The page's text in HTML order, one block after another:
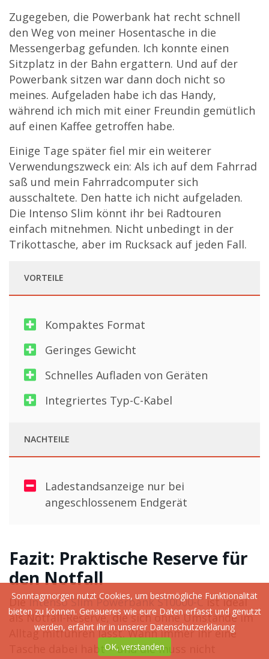
Zugegeben, die Powerbank hat recht schnell
den Weg von meiner Hosentasche in die
Messengerbag gefunden. Ich konnte einen
Sitzplatz in der Bahn ergattern. Und auf der
Powerbank sitzen war dann doch nicht so
meines. Aufgeladen habe ich das Handy,
während ich mich mit einer Freundin gemütlich
auf einen Kaffee getroffen habe.
Einige Tage später fiel mir ein weiterer
Verwendungszweck ein: Als ich auf dem Fahrrad
saß und mein Fahrradcomputer sich
ausschaltete. Den hatte ich nicht aufgeladen.
Die Intenso Slim könnt ihr bei Radtouren
einfach mitnehmen. Nicht unbedingt in der
Trikottasche, aber im Rucksack auf jeden Fall.
VORTEILE
Kompaktes Format
Geringes Gewicht
Schnelles Aufladen von Geräten
Integriertes Typ-C-Kabel
NACHTEILE
Ladestandsanzeige nur bei
angeschlossenem Endgerät
Fazit: Praktische Reserve für
den Notfall
DieIntenso Slim Powerbank S10000-C ist ideal
als Notfall-Reserve, die sich ohne Umstände im
Alltag mitführen lässt. Wann immer ihr eine
Tasche dabei habt – und die muss nicht
Sonntagmorgen nutzt Cookies, um bestmögliche Funktionalität
bieten zu können. Genaueres wie eure Daten erfasst und genutzt
werden, erfahrt ihr in unserer Datenschutzerklärung
OK, verstanden